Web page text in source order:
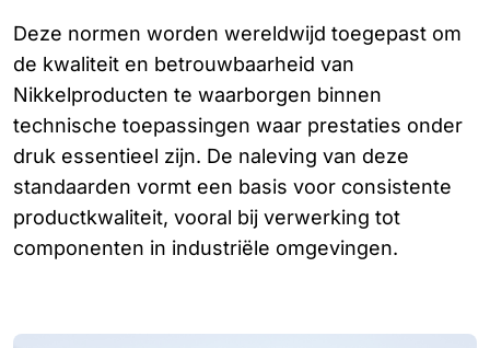
Deze normen worden wereldwijd toegepast om
de kwaliteit en betrouwbaarheid van
Nikkelproducten te waarborgen binnen
technische toepassingen waar prestaties onder
druk essentieel zijn. De naleving van deze
standaarden vormt een basis voor consistente
productkwaliteit, vooral bij verwerking tot
componenten in industriële omgevingen.